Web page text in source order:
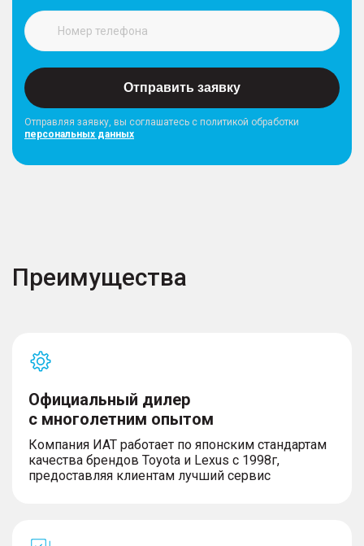
Отправить заявку
Отправляя заявку, вы соглашатесь с политикой обработки
персональных данных
Преимущества
Официальный дилер
с многолетним опытом
Компания ИАТ работает по японским стандартам
качества брендов Toyota и Lexus с 1998г,
предоставляя клиентам лучший сервис